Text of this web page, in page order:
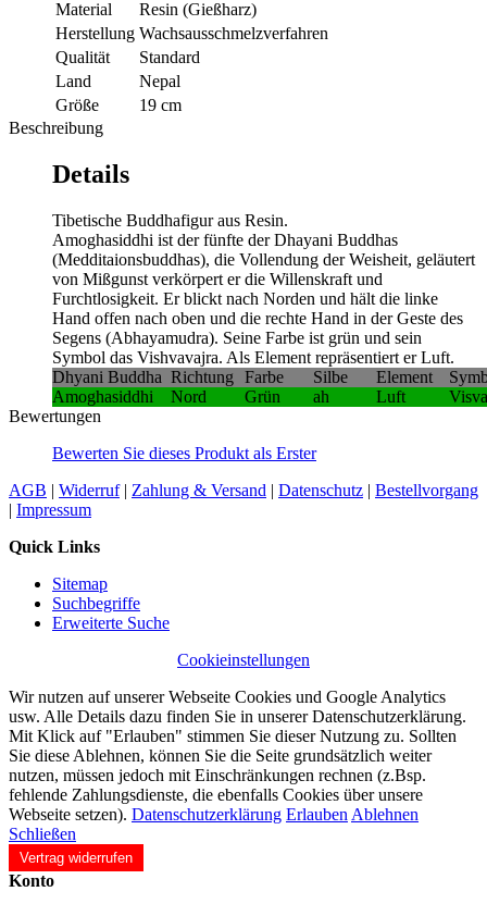
Material
Resin (Gießharz)
Herstellung Wachsausschmelzverfahren
Qualität
Standard
Land
Nepal
Größe
19 cm
Beschreibung
Details
Tibetische Buddhafigur aus Resin.
Amoghasiddhi ist der fünfte der Dhayani Buddhas
(Medditaionsbuddhas), die Vollendung der Weisheit, geläutert
von Mißgunst verkörpert er die Willenskraft und
Furchtlosigkeit. Er blickt nach Norden und hält die linke
Hand offen nach oben und die rechte Hand in der Geste des
Segens (Abhayamudra). Seine Farbe ist grün und sein
Symbol das Vishvavajra. Als Element repräsentiert er Luft.
Dhyani Buddha Richtung Farbe Silbe Element
Amoghasiddhi
Nord Grün ah Luft
Bewertungen
Bewerten Sie dieses Produkt als Erster
AGB | Widerruf| Zahlung & Versand | Datenschutz | Bestellvorgang
| Impressum
Quick Links
Sitemap
Suchbegriffe
Erweiterte Suche
Cookieinstellungen
Wir nutzen auf unserer Webseite Cookies und Google Analytics
usw. Alle Details dazu finden Sie in unserer Datenschutzerklärung.
Mit Klick auf "Erlauben" stimmen Sie dieser Nutzung zu. Sollten
Sie diese Ablehnen, können Sie die Seite grundsätzlich weiter
nutzen, müssen jedoch mit Einschränkungen rechnen (z.Bsp.
fehlende Zahlungsdienste, die ebenfalls Cookies über unsere
Webseite setzen). Datenschutzerklärung Erlauben Ablehnen
Schließen
Vertrag widerrufen
Konto